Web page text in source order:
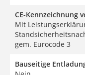
CE-Kennzeichnung
Mit
gem. Eurocode 3
Bauseitige